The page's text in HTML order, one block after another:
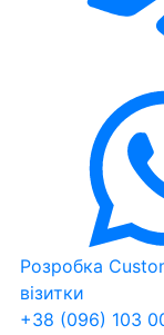
Розробка
візитки
+38 (096) 103